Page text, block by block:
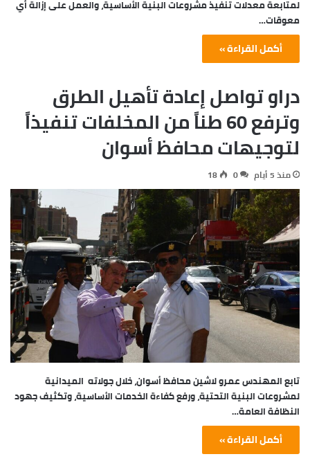
لمتابعة معدلات تنفيذ مشروعات البنية الأساسية، والعمل على إزالة أي
معوقات…
أكمل القراءة »
دراو تواصل إعادة تأهيل الطرق
وترفع 60 طناً من المخلفات تنفيذاً
لتوجيهات محافظ أسوان
منذ 5 أيام 0
18
تابع المهندس عمرو لاشين محافظ أسوان، خلال جولاته الميدانية
لمشروعات البنية التحتية، ورفع كفاءة الخدمات الأساسية، وتكثيف جهود
النظافة العامة…
أكمل القراءة »